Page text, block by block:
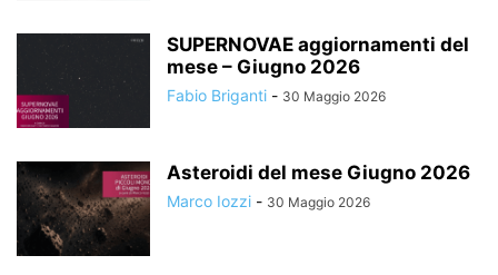
SUPERNOVAE aggiornamenti del
mese – Giugno 2026
Fabio Briganti - 30 Maggio 2026
Asteroidi del mese Giugno 2026
Marco Iozzi - 30 Maggio 2026